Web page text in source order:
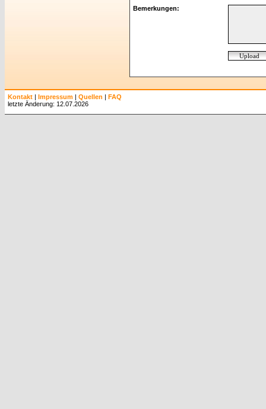
Bemerkungen:
Kontakt | Impressum | Quellen | FAQ
letzte Änderung: 12.07.2026